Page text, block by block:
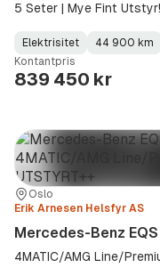
5 Seter | Mye Fint Utstyr!
Fuel
Type:
Elektrisitet
Kilometerstand:
44 900 km
Model
Year:
Gearbox
Type:
Kontantpris
839 450 kr
Sted:
Oslo
Forhandler:
Erik Arnesen Helsfyr AS
Mercedes-Benz
4MATIC/AMG Line/